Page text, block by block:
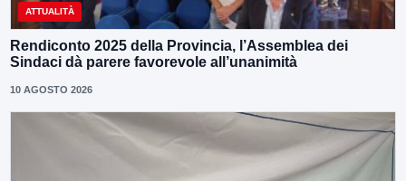
ATTUALITÀ
Rendiconto 2025 della Provincia, l’Assemblea dei
Sindaci dà parere favorevole all’unanimità
10 AGOSTO 2026